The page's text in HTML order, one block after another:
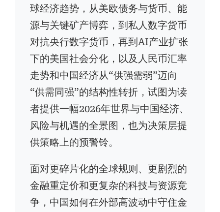
球经济趋势，从美欧债务与货币、能
源与关键矿产博弈，到私人数字货币
对抗央行数字货币，再到AI产业扩张
下的美国社会分化，以及人民币汇率
走势和中国经济从“供强需弱”迈向
“供需同强”的结构性转折，试图为读
者提供一幅2026年世界与中国经济、
风险与机遇的全景图，也为决策层提
供策略上的预警铃。
面对更碎片化的全球规则、更剧烈的
金融重定价和更复杂的科技与资源竞
争，中国如何在外部高波动中守住金